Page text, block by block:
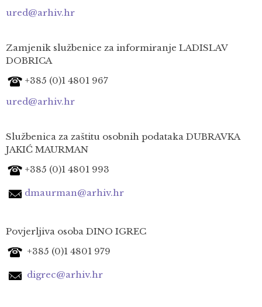
ured@arhiv.hr
Zamjenik službenice za informiranje LADISLAV
DOBRICA
+385 (0)1 4801 967
ured@arhiv.hr
Službenica za zaštitu osobnih podataka DUBRAVKA
JAKIĆ MAURMAN
+385 (0)1 4801 993
dmaurman@arhiv.hr
Povjerljiva osoba DINO IGREC
+385 (0)1 4801 979
digrec@arhiv.hr